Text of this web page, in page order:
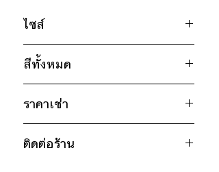
ไซส์
ไซส์ : 180
อก 44" / เอว 42" / สะโพก 42" /
ไหล่กว้าง 19" / วงแขน 24" / ยาว
27"
สีทั้งหมด
ราคาเช่า
คืน)
ติดต่อร้าน